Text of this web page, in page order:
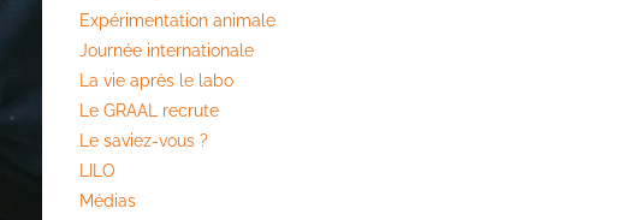
Expérimentation animale
Journée internationale
La vie après le labo
Le GRAAL recrute
Le saviez-vous ?
LILO
Médias